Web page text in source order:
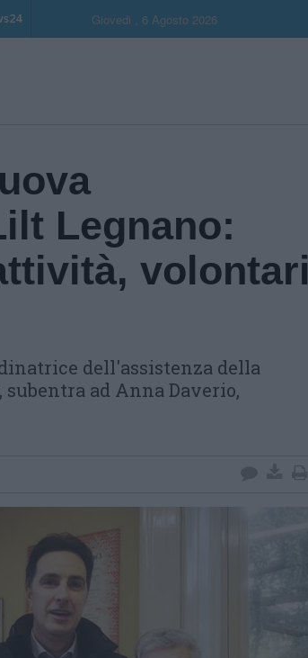
Giovedi , 6 Agosto 2026
Legnano:
volontari
dell'assistenza della
ad Anna Daverio,